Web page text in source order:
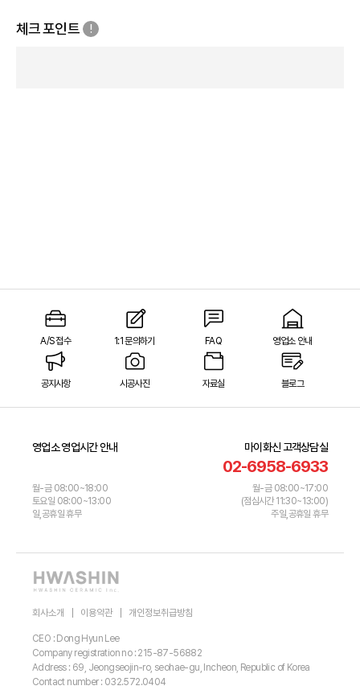
체크 포인트
A/S 접수 1:1 문의하기 FAQ 영업소 안내
공지사항 시공사진 자료실 블로그
영업소 영업시간 안내
월-금 08:00~18:00
토요일 08:00~13:00
일,공휴일 휴무
마이화신 고객상담실
02-6958-6933
월-금 08:00~17:00
(점심시간 11:30~13:00)
주일,공휴일 휴무
회사소개 이용약관 개인정보취급방침
CEO : Dong Hyun Lee
Company registration no : 215-87-56882
Address : 69, Jeongseojin-ro, seohae-gu, Incheon, Republic of Korea
Contact number : 032.572.0404